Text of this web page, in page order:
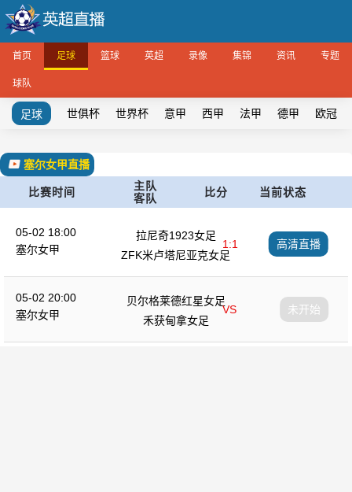
首页 足球 篮球 英超 录像 集锦 资讯 专题
球队
足球 世俱杯 世界杯 意甲 西甲 法甲 德甲 欧冠
塞尔女甲直播
比赛时间 主队 比分
客队 当前状态
05-02 18:00
塞尔女甲
拉尼奇1923女足
1:1
ZFK米卢塔尼亚克女足
高清直播
05-02 20:00
塞尔女甲
贝尔格莱德红星女足
VS
禾获甸拿女足
未开始